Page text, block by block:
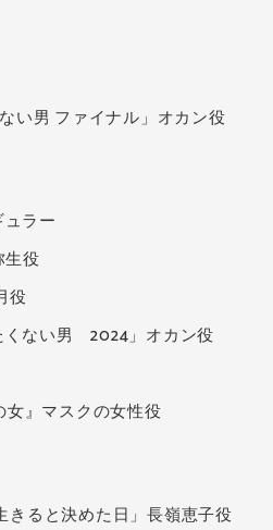
い男 ファイナル」オカン役
ラー
役
役
くない男 2024」オカン役
』マスクの女性役
ると決めた日」長嶺恵子役